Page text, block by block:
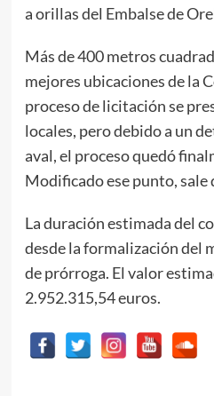
a orillas del Embalse de
Más de 400 metros
mejores ubicaciones de la
proceso de licitación se
locales, pero debido a un
aval, el proceso quedó
Modificado ese punto, sale
La duración estimada del
desde la formalización del
de prórroga. El valor
2.952.315,54 euros.